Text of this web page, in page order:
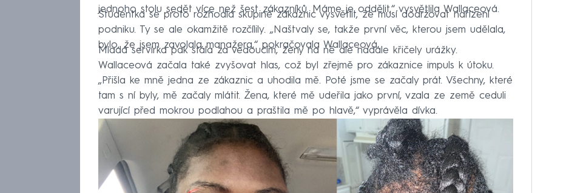
jednoho stolu sedět více než šest zákazníků. Máme je oddělit,“ vysvětlila Wallaceová.
Studentka se proto rozhodla skupině zákaznic vysvětlit, že musí dodržovat nařízení
podniku. Ty se ale okamžitě rozčílily. „Naštvaly se, takže první věc, kterou jsem udělala,
bylo, že jsem zavolala manažera,“ pokračovala Wallaceová.
Mladá servírka pak stála za vedoucím, ženy na ně ale nadále křičely urážky.
Wallaceová začala také zvyšovat hlas, což byl zřejmě pro zákaznice impuls k útoku.
„Přišla ke mně jedna ze zákaznic a uhodila mě. Poté jsme se začaly prát. Všechny, které
tam s ní byly, mě začaly mlátit. Žena, které mě udeřila jako první, vzala ze země ceduli
varující před mokrou podlahou a praštila mě po hlavě,“ vyprávěla dívka.